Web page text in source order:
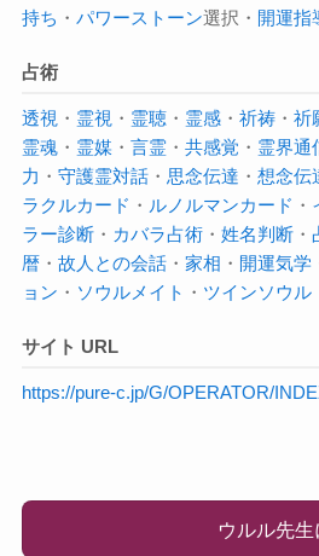
持ち ・ パワーストーン選択・ 開運指
占術
透視 ・ 霊視 ・ 霊聴・ 霊感・ 祈祷・ 祈
霊魂・ 霊媒 ・ 言霊・ 共感覚 ・ 霊界通
力 ・ 守護霊対話・ 思念伝達 ・ 想念伝
ラクルカード ・ ルノルマンカード ・
ラー診断・ カバラ占術・ 姓名判断・
暦・ 故人との会話・ 家相 ・ 開運気学
ョン ・ ソウルメイト ・ ツインソウル
サイト URL
https://pure-c.jp/G/OPERATOR/
ウルル先